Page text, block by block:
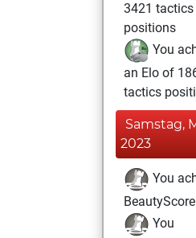
3421 tactics
positions
You
an Elo of
tactics
Samstag,
2023
You
You